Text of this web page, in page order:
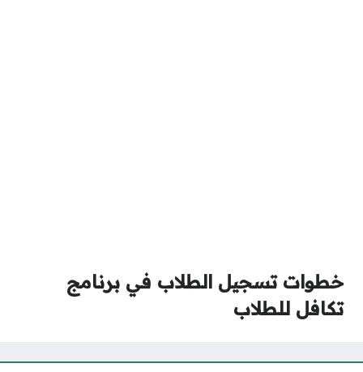
خطوات تسجيل الطلاب في برنامج
تكافل للطلاب